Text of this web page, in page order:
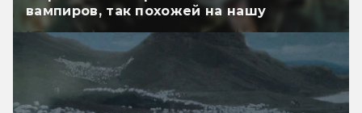
вампиров, так похожей на нашу